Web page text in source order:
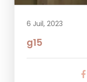
6 Juil, 2023
g15